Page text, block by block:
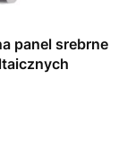
panel srebrne